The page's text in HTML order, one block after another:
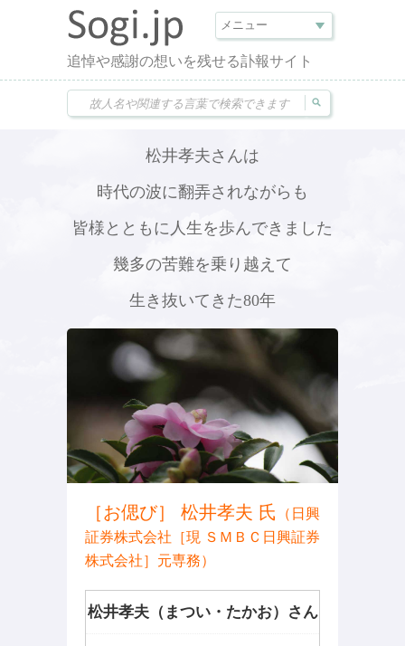
追悼や感謝の想いを残せる訃報サイト
松井孝夫さんは
時代の波に翻弄されながらも
皆様とともに人生を歩んできました
幾多の苦難を乗り越えて
生き抜いてきた80年
［お偲び］ 松井孝夫 氏
（日興
証券株式会社［現 ＳＭＢＣ日興証券
株式会社］元専務）
松井孝夫（まつい・たかお）さん